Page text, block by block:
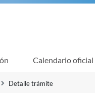
Calendario oficial
Detalle trámite